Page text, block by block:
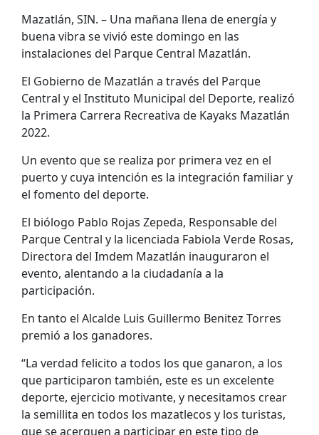
Mazatlán, SIN. – Una mañana llena de energía y
buena vibra se vivió este domingo en las
instalaciones del Parque Central Mazatlán.
El Gobierno de Mazatlán a través del Parque
Central y el Instituto Municipal del Deporte, realizó
la Primera Carrera Recreativa de Kayaks Mazatlán
2022.
Un evento que se realiza por primera vez en el
puerto y cuya intención es la integración familiar y
el fomento del deporte.
El biólogo Pablo Rojas Zepeda, Responsable del
Parque Central y la licenciada Fabiola Verde Rosas,
Directora del Imdem Mazatlán inauguraron el
evento, alentando a la ciudadanía a la
participación.
En tanto el Alcalde Luis Guillermo Benitez Torres
premió a los ganadores.
“La verdad felicito a todos los que ganaron, a los
que participaron también, este es un excelente
deporte, ejercicio motivante, y necesitamos crear
la semillita en todos los mazatlecos y los turistas,
que se acerquen a participar en este tipo de